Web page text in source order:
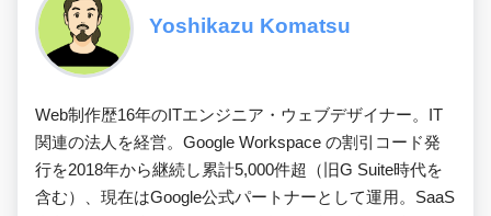
Yoshikazu Komatsu
Web制作歴16年のITエンジニア・ウェブデザイナー。IT
関連の法人を経営。Google Workspace の割引コード発
行を2018年から継続し累計5,000件超（旧G Suite時代を
含む）、現在はGoogle公式パートナーとして運用。SaaS